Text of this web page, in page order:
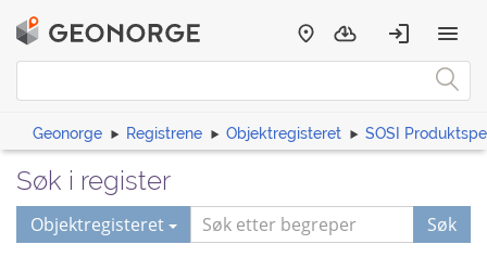
Geonorge Registrene Objektregisteret SOSI
Søk i register
Objektregisteret Søk